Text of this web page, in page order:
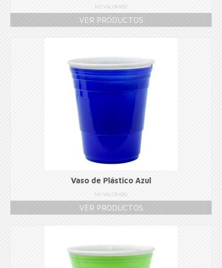
NO VALORADO
VER PRODUCTOS
Vaso de Plástico Azul
NO VALORADO
VER PRODUCTOS